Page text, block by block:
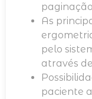
As
pelo
através
paciente